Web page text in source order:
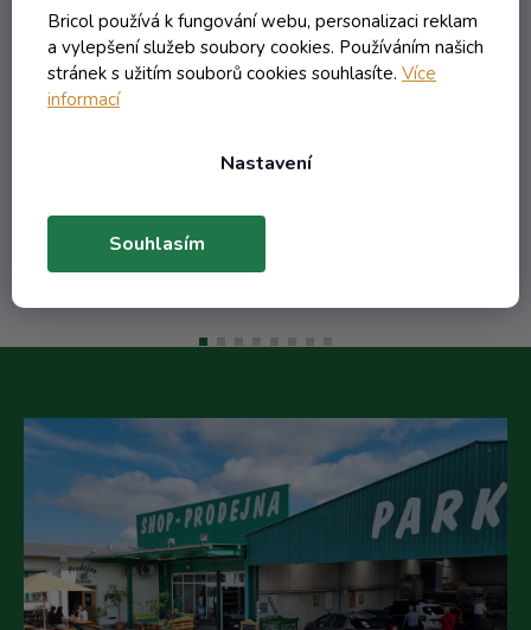
Bricol používá k fungování webu, personalizaci reklam
a vylepšení služeb soubory cookies. Používáním našich
stránek s užitím souborů cookies souhlasíte. Více
informací
Nastavení
Souhlasím
marhuľovica
Externí sklad - dodání do 10 dnů
268,57 Kč